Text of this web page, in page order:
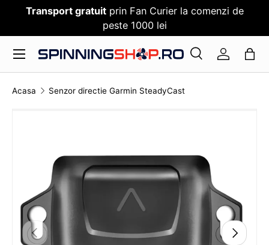
SARI PESTE CONTENT
Transport gratuitprin Fan Curier la comenzi de
peste 1000 lei
Cauta
CautaLog in
Meniu
Acasa Senzor directie Garmin SteadyCast